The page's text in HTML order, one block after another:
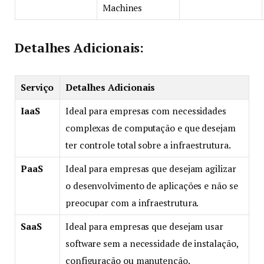
Machines
Detalhes Adicionais:
Serviço
Detalhes Adicionais
IaaS
Ideal para empresas com necessidades
complexas de computação e que desejam
ter controle total sobre a infraestrutura.
PaaS
Ideal para empresas que desejam agilizar
o desenvolvimento de aplicações e não se
preocupar com a infraestrutura.
SaaS
Ideal para empresas que desejam usar
software sem a necessidade de instalação,
configuração ou manutenção.